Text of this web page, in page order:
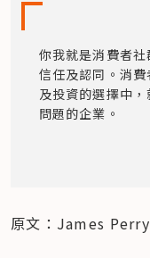
你我就是消費者
信任及認同。消
及投資的選擇中
問題的企業。
原文：James